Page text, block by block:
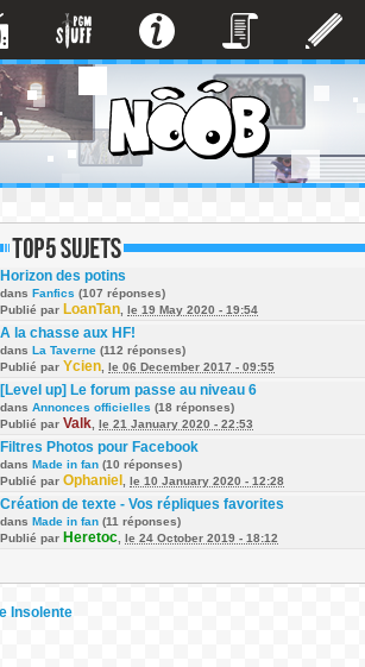
Horizon des potins
dans Fanfics (107 réponses)
Publié par LoanTan le 19 May 2020 - 19:54
A la chasse aux HF!
dans La Taverne (112 réponses)
Publié par Ycien le 06 December 2017 - 09:55
[Level up] Le forum passe au niveau 6
dans Annonces officielles (18 réponses)
Publié par Valk le 21 January 2020 - 22:53
Filtres Photos pour Facebook
dans Made in fan (10 réponses)
Publié par Ophaniel le 10 January 2020 - 12:28
Création de texte - Vos répliques favorites
dans Made in fan (11 réponses)
Publié par Heretoc le 24 October 2019 - 18:12
Insolente